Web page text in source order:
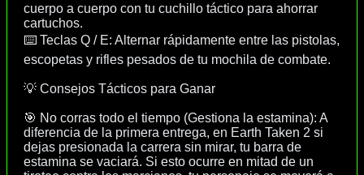
cuerpo a cuerpo con tu cuchillo táctico para ahorrar
cartuchos.
⌨️ Teclas Q / E: Alternar rápidamente entre las pistolas,
escopetas y rifles pesados de tu mochila de combate.
💡 Consejos Tácticos para Ganar
🎯 No corras todo el tiempo (Gestiona la estamina): A
diferencia de la primera entrega, en Earth Taken 2 si
dejas presionada la carrera sin mirar, tu barra de
estamina se vaciará. Si esto ocurre en mitad de un